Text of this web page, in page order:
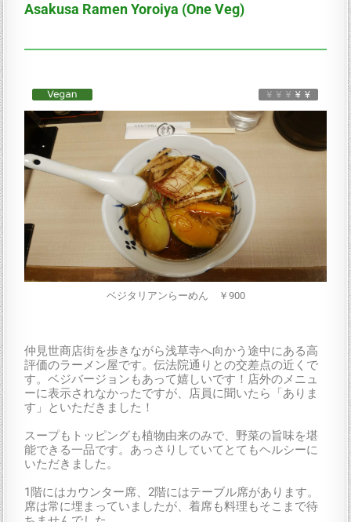
Asakusa Ramen Yoroiya (One Veg)
ベジタリアンらーめん ￥900
仲見世商店街を歩きながら浅草寺へ向かう途中にある高
評価のラーメン屋です。伝法院通りとの交差点の近くで
す。ベジバージョンもあって嬉しいです！店外のメニュ
ーに表示されなかったですが、店員に聞いたら「ありま
す」といただきました！
スープもトッピングも植物由来のみで、野菜の旨味を堪
能できる一品です。あっさりしていてとてもヘルシーに
いただきました。
1階にはカウンター席、2階にはテーブル席があります。
席は常に埋まっていましたが、着席も料理もそこまで待